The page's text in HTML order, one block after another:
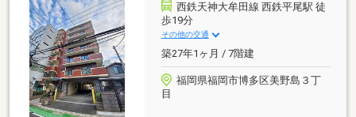
西鉄天神大牟田線 西鉄平尾駅 徒
歩19分
その他の交通
築27年1ヶ月 / 7階建
福岡県福岡市博多区美野島３丁
目